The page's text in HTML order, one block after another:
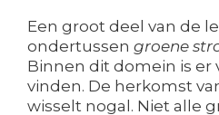
Een groot deel van de
ondertussen groene
Binnen dit domein is er
vinden. De herkomst
wisselt nogal. Niet alle